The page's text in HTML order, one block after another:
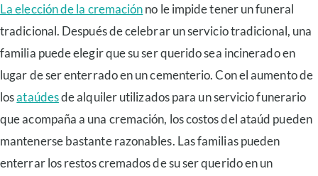
La elección de la cremaciónno le impide tener un funeral
tradicional. Después de celebrar un servicio tradicional, una
familia puede elegir que su ser querido sea incinerado en
lugar de ser enterrado en un cementerio. Con el aumento de
losataúdesde alquiler utilizados para un servicio funerario
que acompaña a una cremación, los costos del ataúd pueden
mantenerse bastante razonables. Las familias pueden
enterrar los restos cremados de su ser querido en un